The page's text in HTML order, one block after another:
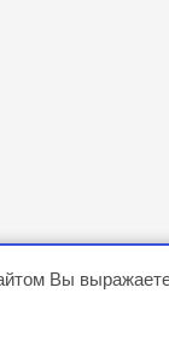
Вы